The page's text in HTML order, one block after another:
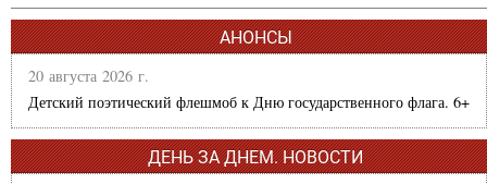
АНОНСЫ
20 августа 2026 г.
Детский поэтический флешмоб к Дню государственного флага. 6+
ДЕНЬ ЗА ДНЕМ. НОВОСТИ